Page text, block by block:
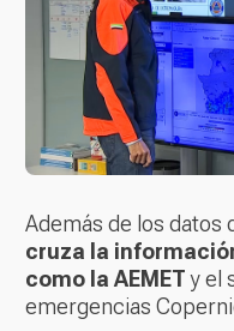
Además de los datos
cruza la
como la AEMETy el
emergencias